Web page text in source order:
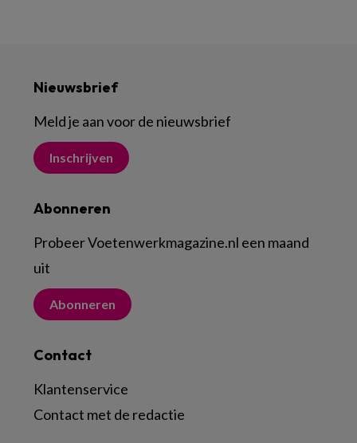
Nieuwsbrief
Meld je aan voor de nieuwsbrief
Inschrijven
Abonneren
Probeer Voetenwerkmagazine.nl een maand
uit
Abonneren
Contact
Klantenservice
Contact met de redactie